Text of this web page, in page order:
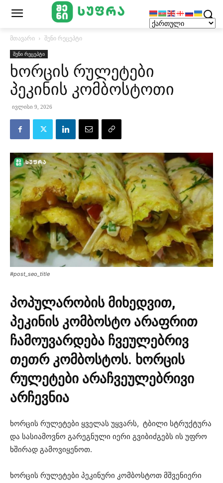
მთავარი შენი რეცეპტი
შენი რეცეპტი
ხორცის რულეტები
პეკინის კომბოსტოთი
ივლისი 9, 2026
#post_seo_title
პოპულარობის მიხედვით,
პეკინის კომბოსტო არაფრით
ჩამოუვარდება ჩვეულებრივ
თეთრ კომბოსტოს. ხორცის
რულეტები არაჩვეულებრივი
არჩევნია
ხორცის რულეტები ყველას უყვარს, ტბილი სტრუქტურა
და სასიამოვნო გარეგნული იერი გვიბიძგებს ის უფრო
ხშირად გამოვიყენოთ.
ხორცის რულეტები პეკინური კომბოსტოთ მშვენიერი